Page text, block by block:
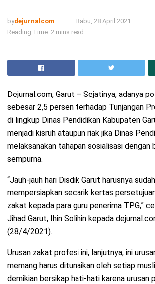
bydejurnalcom
Rabu, 28 April 2021
Reading Time: 2 mins read
Dejurnal.com, Garut – Sejatinya, adanya
sebesar 2,5 persen terhadap Tunjangan
di lingkup Dinas Pendidikan Kabupaten
menjadi kisruh ataupun riak jika Dinas
melaksanakan tahapan sosialisasi dengan
sempurna.
“Jauh-jauh hari Disdik Garut harusnya
mempersiapkan secarik kertas
zakat kepada para guru penerima TPG,”
Jihad Garut, Ihin Solihin kepada
(28/4/2021).
Urusan zakat profesi ini, lanjutnya, ini
memang harus ditunaikan oleh setiap
demikian bersikap hati-hati karena urusan